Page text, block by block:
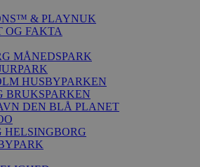
& PLAYNUK
OG FAKTA
MÅNEDSPARK
HUSBYPARKEN
BRUKSPARKEN
DEN BLÅ PLANET
HELSINGBORG